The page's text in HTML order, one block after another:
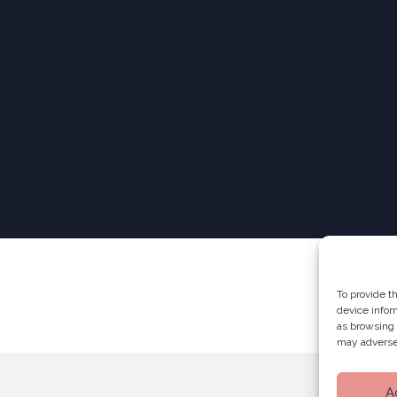
To provide
device
as
may